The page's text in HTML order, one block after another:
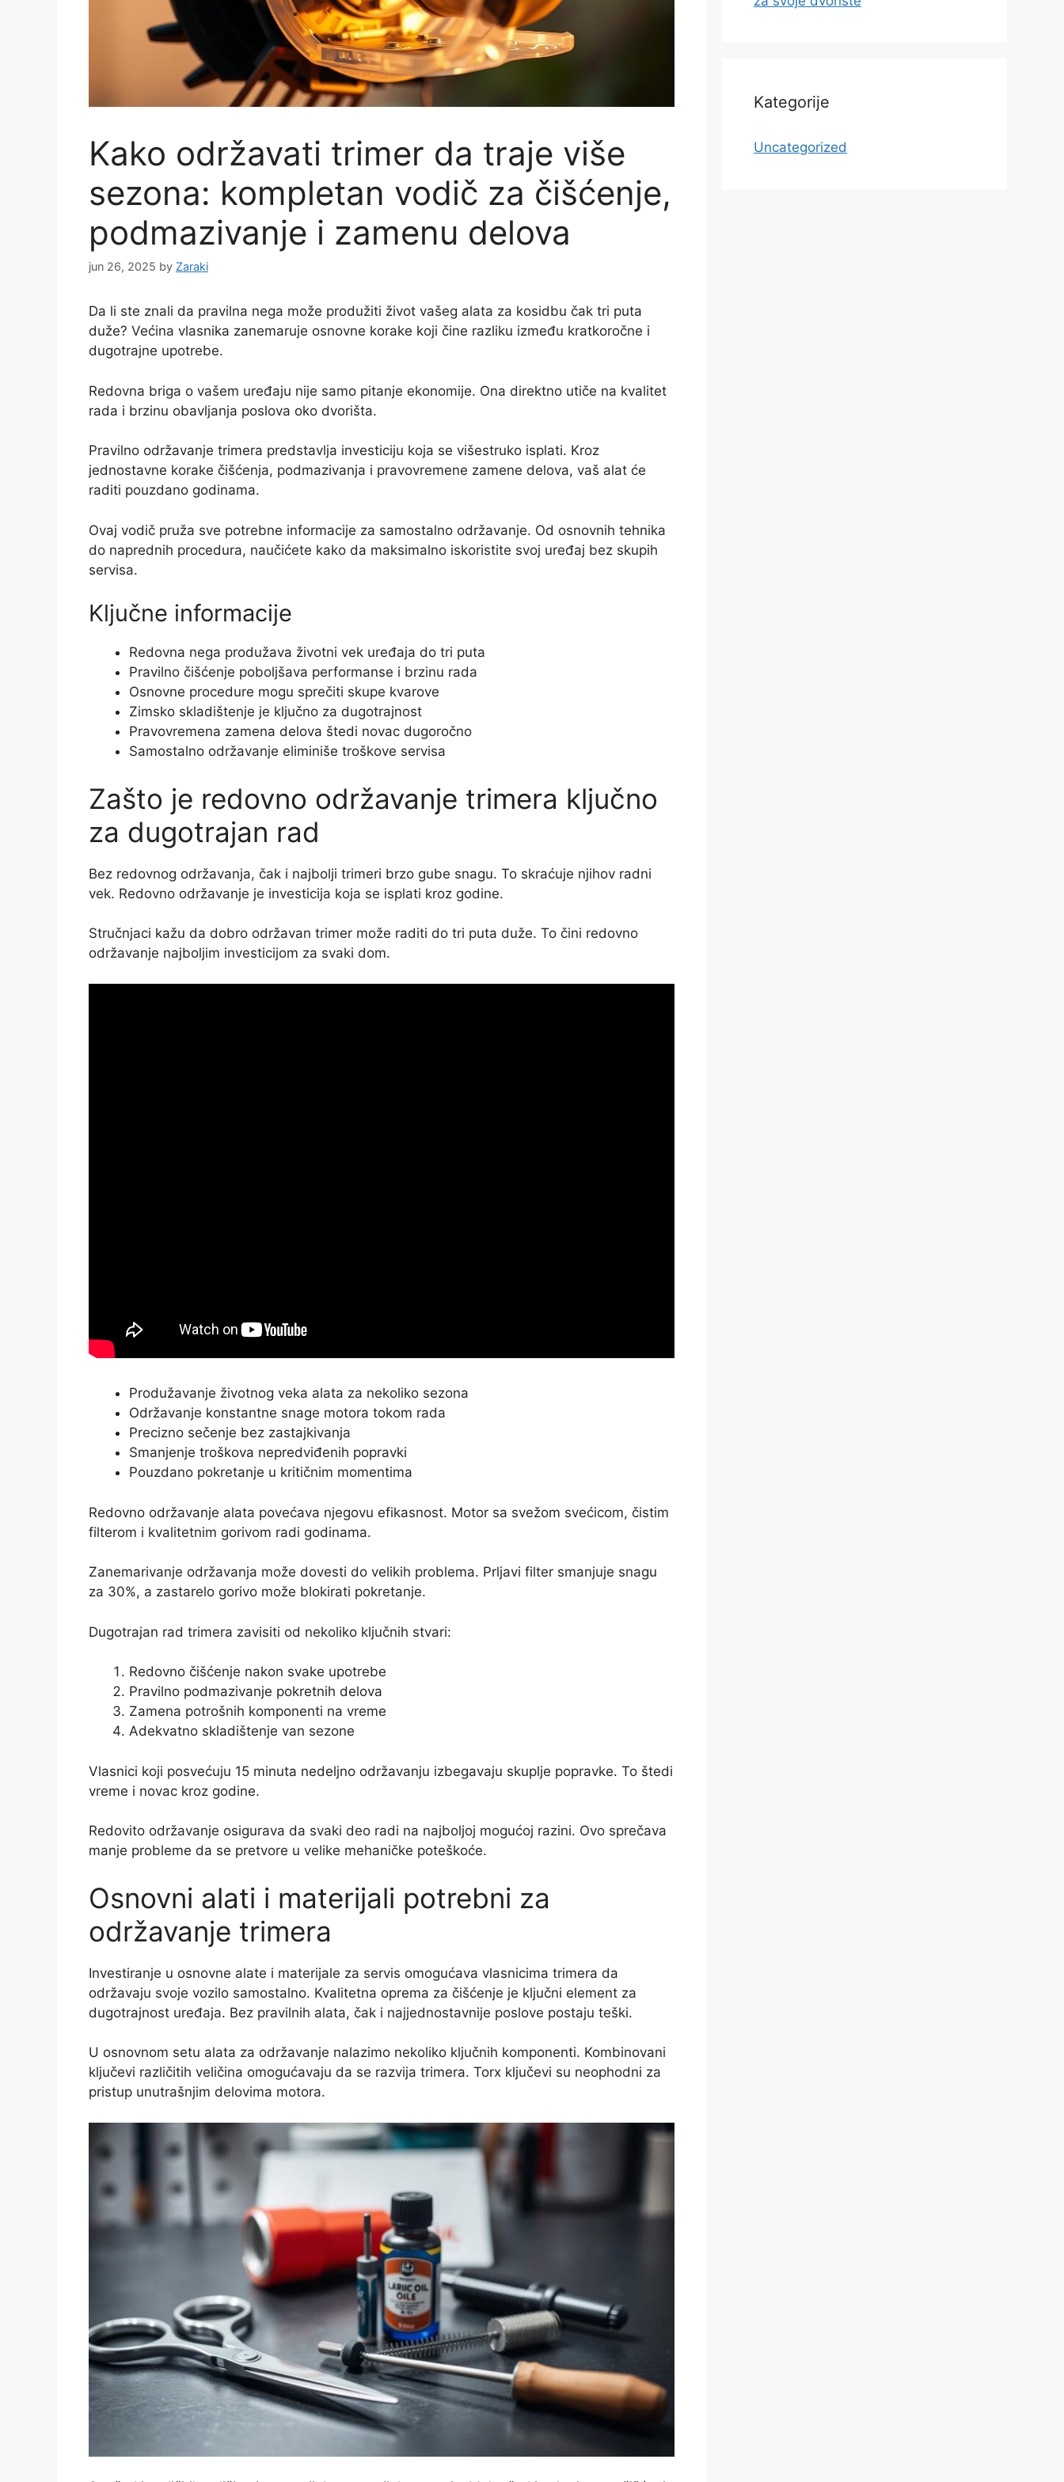
Kako održavati trimer da traje više
sezona: kompletan vodič za čišćenje,
podmazivanje i zamenu delova
jun 26, 2025 by Zaraki
Da li ste znali da pravilna nega može produžiti život vašeg alata za kosidbu čak tri puta
duže? Većina vlasnika zanemaruje osnovne korake koji čine razliku između kratkoročne i
dugotrajne upotrebe.
Redovna briga o vašem uređaju nije samo pitanje ekonomije. Ona direktno utiče na kvalitet
rada i brzinu obavljanja poslova oko dvorišta.
Pravilno održavanje trimera predstavlja investiciju koja se višestruko isplati. Kroz
jednostavne korake čišćenja, podmazivanja i pravovremene zamene delova, vaš alat će
raditi pouzdano godinama.
Ovaj vodič pruža sve potrebne informacije za samostalno održavanje. Od osnovnih tehnika
do naprednih procedura, naučićete kako da maksimalno iskoristite svoj uređaj bez skupih
servisa.
Ključne informacije
Redovna nega produžava životni vek uređaja do tri puta
Pravilno čišćenje poboljšava performanse i brzinu rada
Osnovne procedure mogu sprečiti skupe kvarove
Zimsko skladištenje je ključno za dugotrajnost
Pravovremena zamena delova štedi novac dugoročno
Samostalno održavanje eliminiše troškove servisa
Zašto je redovno održavanje trimera ključno
za dugotrajan rad
Bez redovnog održavanja, čak i najbolji trimeri brzo gube snagu. To skraćuje njihov radni
vek. Redovno održavanje je investicija koja se isplati kroz godine.
Stručnjaci kažu da dobro održavan trimer može raditi do tri puta duže. To čini redovno
održavanje najboljim investicijom za svaki dom.
Produžavanje životnog veka alata za nekoliko sezona
Održavanje konstantne snage motora tokom rada
Precizno sečenje bez zastajkivanja
Smanjenje troškova nepredviđenih popravki
Pouzdano pokretanje u kritičnim momentima
Redovno održavanje alata povećava njegovu efikasnost. Motor sa svežom svećicom, čistim
filterom i kvalitetnim gorivom radi godinama.
Zanemarivanje održavanja može dovesti do velikih problema. Prljavi filter smanjuje snagu
za 30%, a zastarelo gorivo može blokirati pokretanje.
Dugotrajan rad trimera zavisiti od nekoliko ključnih stvari:
Redovno čišćenje nakon svake upotrebe
Pravilno podmazivanje pokretnih delova
Zamena potrošnih komponenti na vreme
Adekvatno skladištenje van sezone
Vlasnici koji posvećuju 15 minuta nedeljno održavanju izbegavaju skuplje popravke. To štedi
vreme i novac kroz godine.
Redovito održavanje osigurava da svaki deo radi na najboljoj mogućoj razini. Ovo sprečava
manje probleme da se pretvore u velike mehaničke poteškoće.
Osnovni alati i materijali potrebni za
održavanje trimera
Investiranje u osnovne alate i materijale za servis omogućava vlasnicima trimera da
održavaju svoje vozilo samostalno. Kvalitetna oprema za čišćenje je ključni element za
dugotrajnost uređaja. Bez pravilnih alata, čak i najjednostavnije poslove postaju teški.
U osnovnom setu alata za održavanje nalazimo nekoliko ključnih komponenti. Kombinovani
ključevi različitih veličina omogućavaju da se razvija trimera. Torx ključevi su neophodni za
pristup unutrašnjim delovima motora.
Kategorije
Uncategorized